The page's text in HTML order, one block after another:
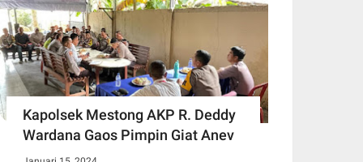
Kapolsek Mestong AKP R. Deddy
Wardana Gaos Pimpin Giat Anev